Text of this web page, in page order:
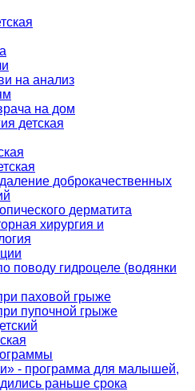
на анализ
на дом
детская
доброкачественных
дерматита
хирургия и
поводу гидроцеле (водянки
паховой грыже
пупочной грыже
- программа для малышей,
раньше срока